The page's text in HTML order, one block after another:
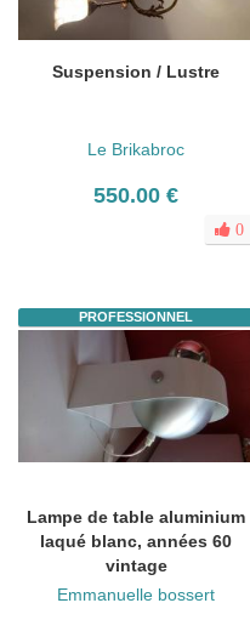
Suspension / Lustre
Le Brikabroc
550.00 €
0
PROFESSIONNEL
Lampe de table aluminium
laqué blanc, années 60
vintage
Emmanuelle bossert